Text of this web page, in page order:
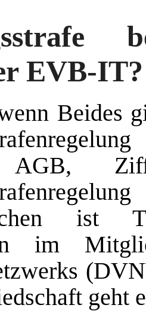
EVB-IT?
Beides
AGB,
ist
im
geht